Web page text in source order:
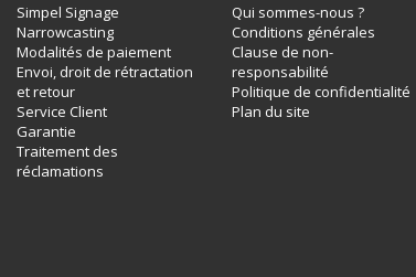
Simpel Signage
Narrowcasting
Modalités de paiement
Envoi, droit de rétractation
et retour
Service Client
Garantie
Traitement des
réclamations
Qui sommes-nous ?
Conditions générales
Clause de non-
responsabilité
Politique de confidentialité
Plan du site